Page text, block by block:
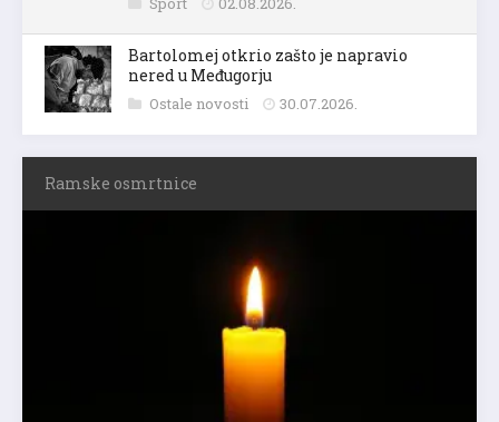
Bartolomej otkrio zašto je napravio
nered u Međugorju
Ostale novosti 30.07.2026.
Ramske osmrtnice